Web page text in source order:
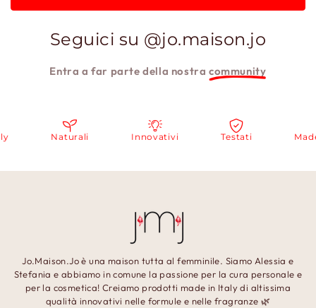
Seguici su @jo.maison.jo
Entra a far parte della nostracommunity
Naturali Innovativi Testati Made in
Jo.Maison.Jo è una maison tutta al femminile. Siamo Alessia e
Stefania e abbiamo in comune la passione per la cura personale e
per la cosmetica! Creiamo prodotti made in Italy di altissima
qualità innovativi nelle formule e nelle fragranze 🌿